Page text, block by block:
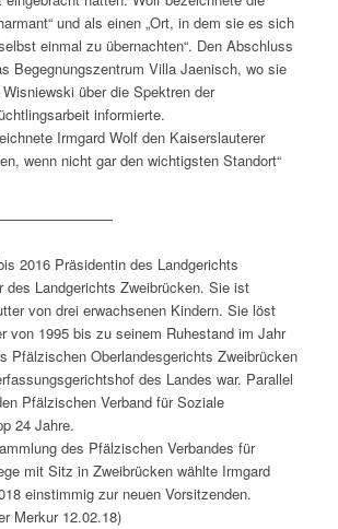
und als einen „Ort, in dem sie es sich
einmal zu übernachten“. Den Abschluss
Begegnungszentrum Villa Jaenisch, wo sie
über die Spektren der
informierte.
Irmgard Wolf den Kaiserslauterer
wenn nicht gar den wichtigsten Standort“
2016 Präsidentin des Landgerichts
des Landgerichts Zweibrücken. Sie ist
von drei erwachsenen Kindern. Sie löst
von 1995 bis zu seinem Ruhestand im Jahr
Pfälzischen Oberlandesgerichts Zweibrücken
des Landes war. Parallel
Pfälzischen Verband für Soziale
24 Jahre.
des Pfälzischen Verbandes für
mit Sitz in Zweibrücken wählte Irmgard
einstimmig zur neuen Vorsitzenden.
Merkur 12.02.18)